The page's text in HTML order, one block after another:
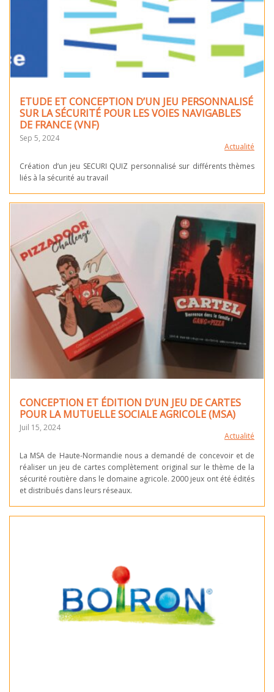
ETUDE ET CONCEPTION D’UN JEU PERSONNALISÉ
SUR LA SÉCURITÉ POUR LES VOIES NAVIGABLES
DE FRANCE (VNF)
Sep 5, 2024
Actualité
Création d’un jeu SECURI QUIZ personnalisé sur différents thèmes
liés à la sécurité au travail
CONCEPTION ET ÉDITION D’UN JEU DE CARTES
POUR LA MUTUELLE SOCIALE AGRICOLE (MSA)
Juil 15, 2024
Actualité
La MSA de Haute-Normandie nous a demandé de concevoir et de
réaliser un jeu de cartes complètement original sur le thème de la
sécurité routière dans le domaine agricole. 2000 jeux ont été édités
et distribués dans leurs réseaux.